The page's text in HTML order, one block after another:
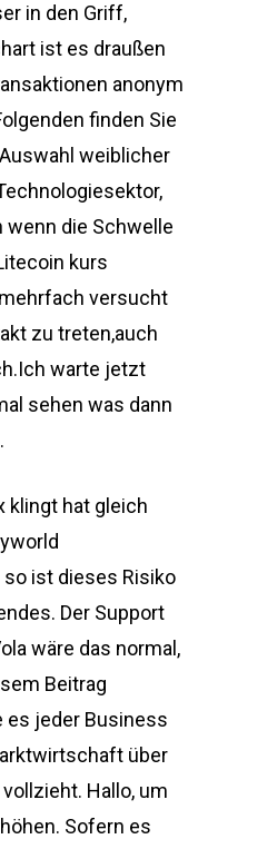
in den Griff,
ist es draußen
anonym
finden Sie
weiblicher
wenn die Schwelle
kurs
versucht
zu treten,auch
warte jetzt
sehen was dann
klingt hat gleich
ist dieses Risiko
Der Support
wäre das normal,
Beitrag
es jeder Business
über
Hallo, um
Sofern es